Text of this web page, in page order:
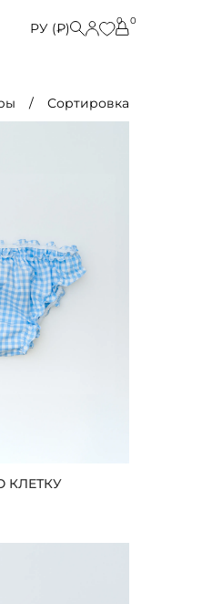
РУ (₽) 0 0
Сортировка
КЛЕТКУ